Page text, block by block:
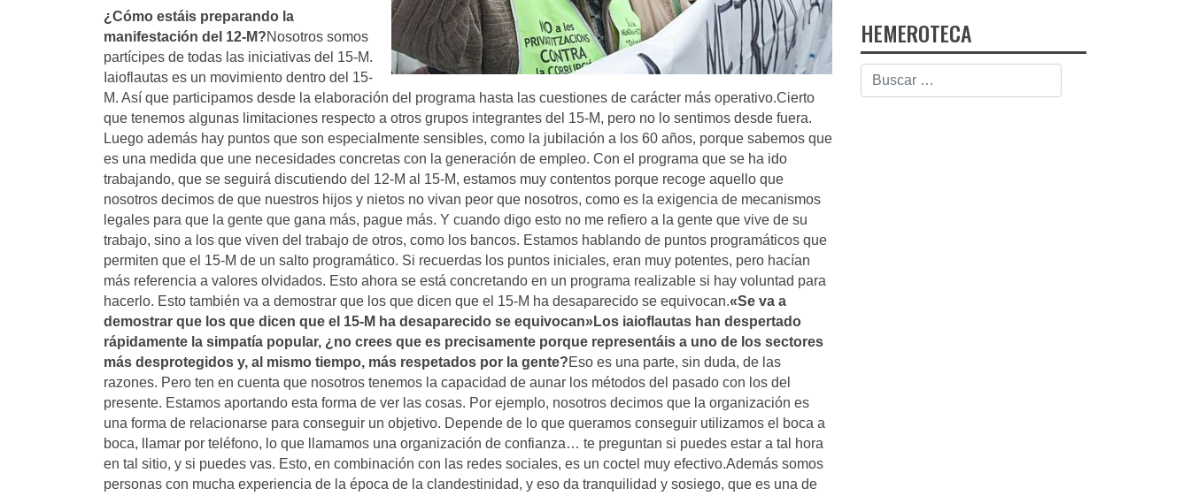
¿Cómo estáis preparando la
manifestación del 12-M?Nosotros somos
partícipes de todas las iniciativas del 15-M.
Iaioflautas es un movimiento dentro del 15-
M. Así que participamos desde la elaboración del programa hasta las cuestiones de carácter más operativo.Cierto
que tenemos algunas limitaciones respecto a otros grupos integrantes del 15-M, pero no lo sentimos desde fuera.
Luego además hay puntos que son especialmente sensibles, como la jubilación a los 60 años, porque sabemos que
es una medida que une necesidades concretas con la generación de empleo. Con el programa que se ha ido
trabajando, que se seguirá discutiendo del 12-M al 15-M, estamos muy contentos porque recoge aquello que
nosotros decimos de que nuestros hijos y nietos no vivan peor que nosotros, como es la exigencia de mecanismos
legales para que la gente que gana más, pague más. Y cuando digo esto no me refiero a la gente que vive de su
trabajo, sino a los que viven del trabajo de otros, como los bancos. Estamos hablando de puntos programáticos que
permiten que el 15-M de un salto programático. Si recuerdas los puntos iniciales, eran muy potentes, pero hacían
más referencia a valores olvidados. Esto ahora se está concretando en un programa realizable si hay voluntad para
hacerlo. Esto también va a demostrar que los que dicen que el 15-M ha desaparecido se equivocan.«Se va a
demostrar que los que dicen que el 15-M ha desaparecido se equivocan»Los iaioflautas han despertado
rápidamente la simpatía popular, ¿no crees que es precisamente porque representáis a uno de los sectores
más desprotegidos y, al mismo tiempo, más respetados por la gente?Eso es una parte, sin duda, de las
razones. Pero ten en cuenta que nosotros tenemos la capacidad de aunar los métodos del pasado con los del
presente. Estamos aportando esta forma de ver las cosas. Por ejemplo, nosotros decimos que la organización es
una forma de relacionarse para conseguir un objetivo. Depende de lo que queramos conseguir utilizamos el boca a
boca, llamar por teléfono, lo que llamamos una organización de confianza… te preguntan si puedes estar a tal hora
en tal sitio, y si puedes vas. Esto, en combinación con las redes sociales, es un coctel muy efectivo.Además somos
personas con mucha experiencia de la época de la clandestinidad, y eso da tranquilidad y sosiego, que es una de
HEMEROTECA